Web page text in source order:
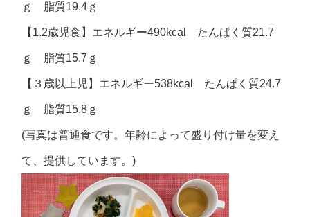
ｇ 脂質19.4ｇ
【1.2歳児食】エネルギー490kcal たんぱく質21.7
ｇ 脂質15.7ｇ
【３歳以上児】エネルギー538kcal たんぱく質24.7
ｇ 脂質15.8ｇ
(写真は普通食です。年齢によって盛り付け量を変え
て、提供しています。)